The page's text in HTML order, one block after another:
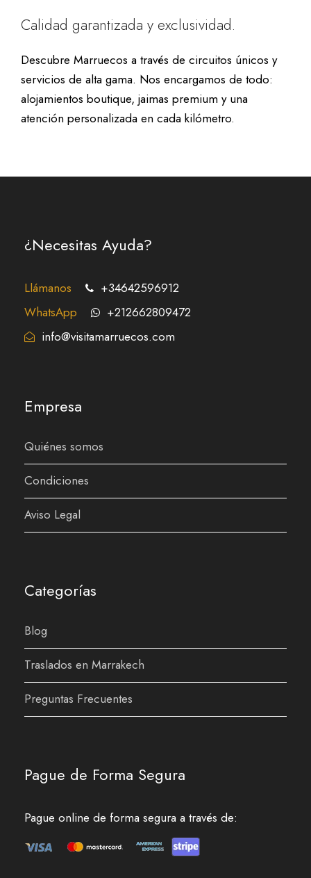
Calidad garantizada y exclusividad.
Descubre Marruecos a través de circuitos únicos y
servicios de alta gama. Nos encargamos de todo:
alojamientos boutique, jaimas premium y una
atención personalizada en cada kilómetro.
¿Necesitas Ayuda?
Llámanos
+34642596912
WhatsApp
+212662809472
info@visitamarruecos.com
Empresa
Quiénes somos
Condiciones
Aviso Legal
Categorías
Blog
Traslados en Marrakech
Preguntas Frecuentes
Pague de Forma Segura
Pague online de forma segura a través de: